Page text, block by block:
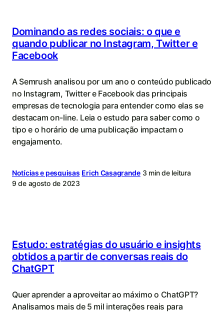
Dominando as redes sociais: o que e
quando publicar no Instagram, Twitter e
Facebook
A Semrush analisou por um ano o conteúdo publicado
no Instagram, Twitter e Facebook das principais
empresas de tecnologia para entender como elas se
destacam on-line. Leia o estudo para saber como o
tipo e o horário de uma publicação impactam o
engajamento.
Notícias e pesquisas Erich Casagrande 3 min de leitura
9 de agosto de 2023
Estudo: estratégias do usuário e insights
obtidos a partir de conversas reais do
ChatGPT
Quer aprender a aproveitar ao máximo o ChatGPT?
Analisamos mais de 5 mil interações reais para